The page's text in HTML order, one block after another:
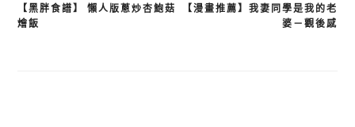
文
【黑胖食譜】 懶人版蔥炒杏鮑菇
燴飯
【漫畫推薦】我妻同學是我的老
婆－觀後感